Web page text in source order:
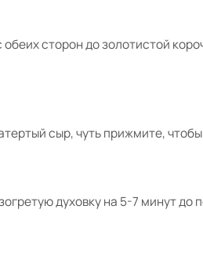
сторон до золотистой
сыр, чуть прижмите,
духовку на 5-7 минут до